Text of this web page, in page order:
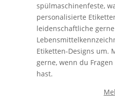
spülmaschinenfeste,
personalisierte
leidenschaftliche
Etiketten-Designs um.
gerne, wenn du
hast.